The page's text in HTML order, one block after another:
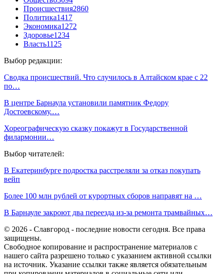
Происшествия2860
Политика1417
Экономика1272
Здоровье1234
Власть1125
Выбор редакции:
Сводка происшествий. Что случилось в Алтайском крае с 22
по…
В центре Барнаула установили памятник Федору
Достоевскому.…
Хореографическую сказку покажут в Государственной
филармонии…
Выбор читателей:
В Екатеринбурге подростка расстреляли за отказ покупать
вейп
Более 100 млн рублей от курортных сборов направят на …
В Барнауле закроют два переезда из-за ремонта трамвайных…
© 2026 - Славгород - последние новости сегодня. Все права
защищены.
Свободное копирование и распространение материалов с
нашего сайта разрешено только с указанием активной ссылки
на источник. Указание ссылки также является обязательным